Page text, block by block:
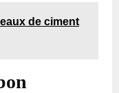
de ciment